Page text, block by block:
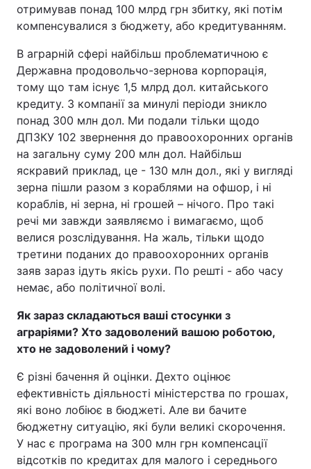
отримував понад 100 млрд грн збитку, які потім
компенсувалися з бюджету, або кредитуванням.
В аграрній сфері найбільш проблематичною є
Державна продовольчо-зернова корпорація,
тому що там існує 1,5 млрд дол. китайського
кредиту. З компанії за минулі періоди зникло
понад 300 млн дол. Ми подали тільки щодо
ДПЗКУ 102 звернення до правоохоронних органів
на загальну суму 200 млн дол. Найбільш
яскравий приклад, це - 130 млн дол., які у вигляді
зерна пішли разом з кораблями на офшор, і ні
кораблів, ні зерна, ні грошей – нічого. Про такі
речі ми завжди заявляємо і вимагаємо, щоб
велися розслідування. На жаль, тільки щодо
третини поданих до правоохоронних органів
заяв зараз ідуть якісь рухи. По решті - або часу
немає, або політичної волі.
Як зараз складаються ваші стосунки з
аграріями? Хто задоволений вашою роботою,
хто не задоволений і чому?
Є різні бачення й оцінки. Дехто оцінює
ефективність діяльності міністерства по грошах,
які воно лобіює в бюджеті. Але ви бачите
бюджетну ситуацію, які були великі скорочення.
У нас є програма на 300 млн грн компенсації
відсотків по кредитах для малого і середнього